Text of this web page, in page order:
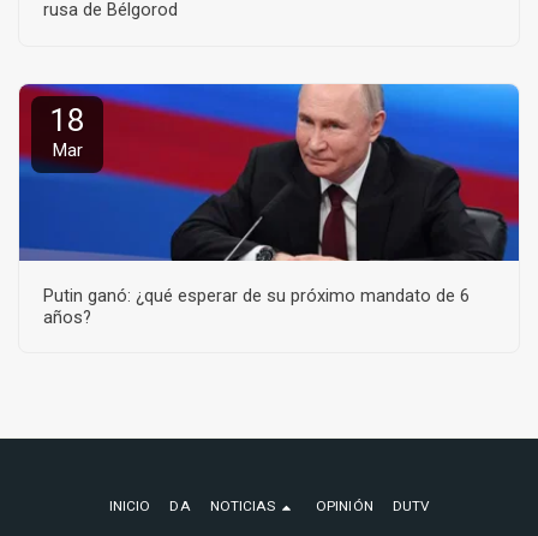
rusa de Bélgorod
18
Mar
Putin ganó: ¿qué esperar de su próximo mandato de 6
años?
INICIO DA NOTICIAS OPINIÓN DUTV